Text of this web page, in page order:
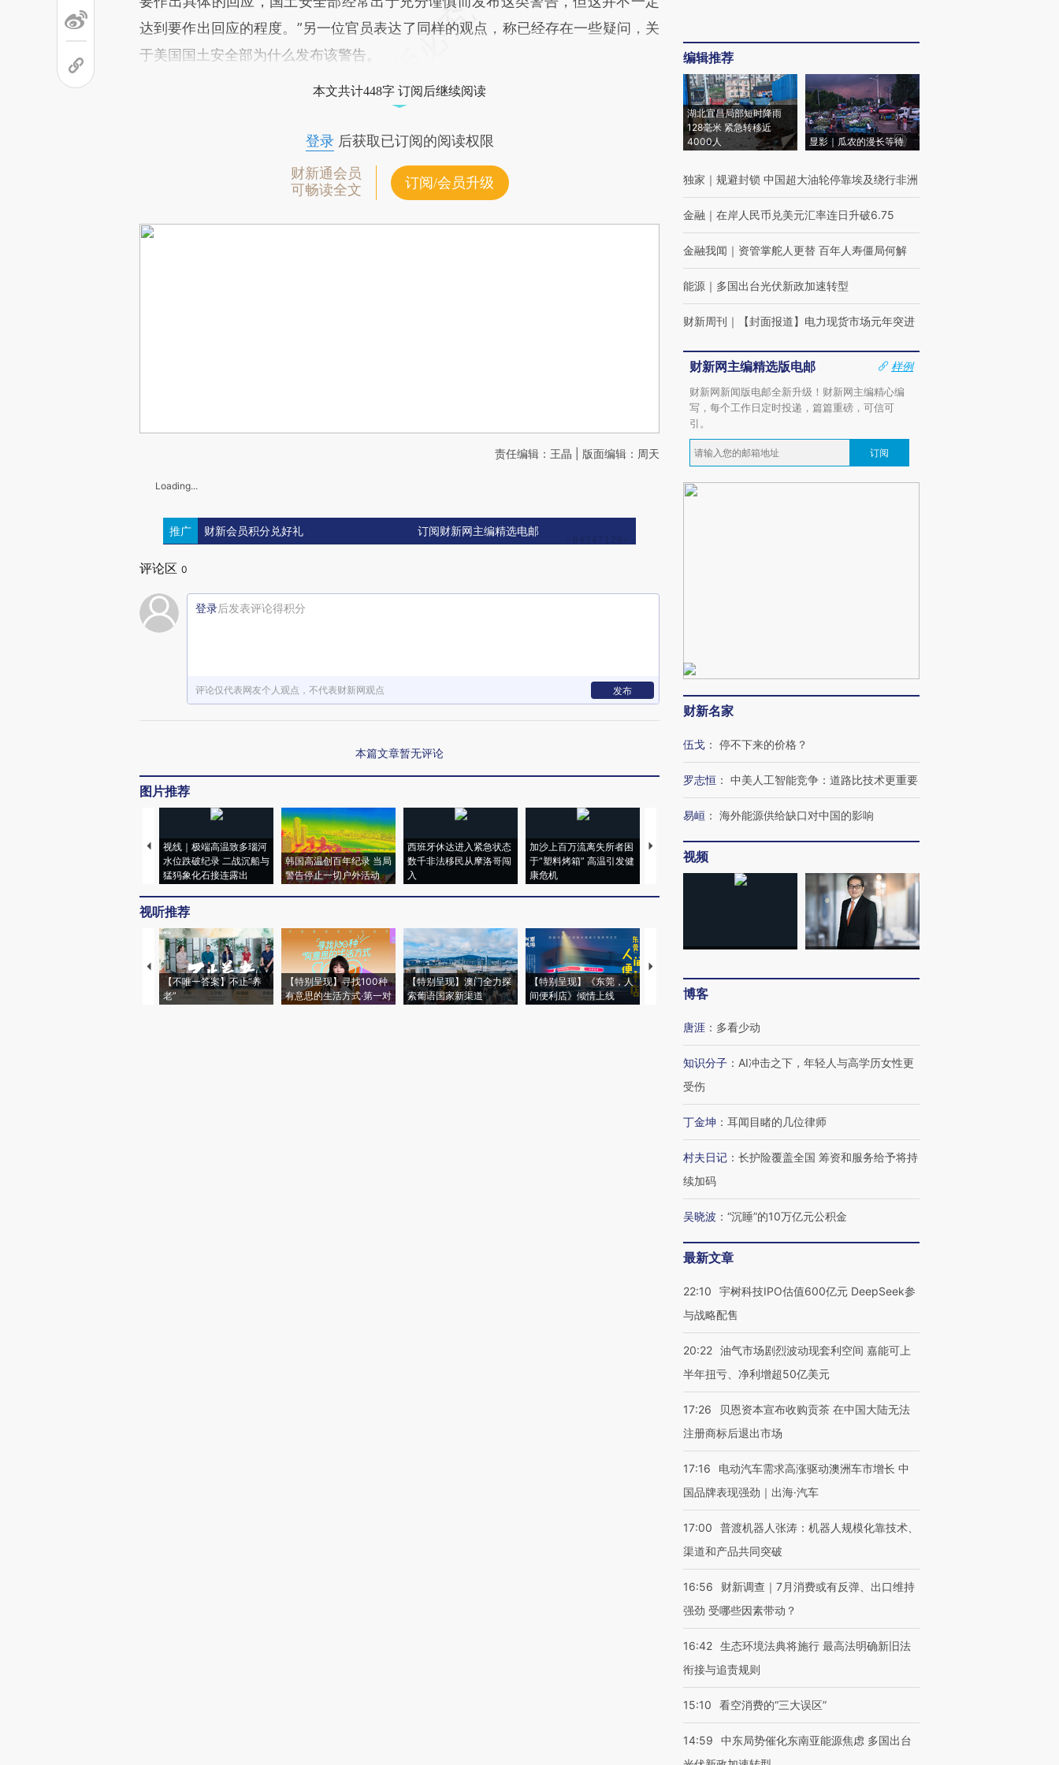
达到要作出回应的程度。”另一位官员表达了同样的观点，称已经存在一些疑问，关
于美国国土安全部为什么发布该警告。
本文共计448字 订阅后继续阅读
登录后获取已订阅的阅读权限
财新通会员
可畅读全文
订阅/会员升级
责任编辑：王晶 | 版面编辑：周天
Loading...
推广 财新会员积分兑好礼 订阅财新网主编精选电邮
评论区 0
登录后发表评论得积分
评论仅代表网友个人观点，不代表财新网观点 发布
本篇文章暂无评论
图片推荐
视线｜极端高温致多瑙河
水位跌破纪录 二战沉船与
猛犸象化石接连露出
韩国高温创百年纪录 当局
警告停止一切户外活动
西班牙休达进入紧急状态
数千非法移民从摩洛哥闯
入
加沙上百万流离失所者困
于“塑料烤箱” 高温引发健
康危机
视线｜HYROX的吸金
术：是什么让中产们甘
心“花钱找虐”？
毒品
育部长拱下台
视听推荐
【不唯一答案】不止“养
老”
【特别呈现】寻找100种
有意思的生活方式·第一对
【特别呈现】澳门全力探
索葡语国家新渠道
【特别呈现】《东莞，人
间便利店》倾情上线
【推广】走进第四届链博
会，让数智科技“链”接产
【特别呈现】寻找100种
CFO：不靠规模取胜，华
编辑推荐
湖北宜昌局部短时降雨
128毫米 紧急转移近
4000人
显影｜瓜农的漫长等待
独家 ｜ 规避封锁 中国超大油轮停靠埃及绕行非洲
金融 ｜ 在岸人民币兑美元汇率连日升破6.75
金融我闻 ｜ 资管掌舵人更替 百年人寿僵局何解
能源 ｜ 多国出台光伏新政加速转型
财新周刊 ｜ 【封面报道】电力现货市场元年突进
财新网主编精选版电邮
样例
财新网新闻版电邮全新升级！财新网主编精心编
写，每个工作日定时投递，篇篇重磅，可信可
引。
订阅
财新名家
伍戈 ： 停不下来的价格？
罗志恒 ： 中美人工智能竞争：道路比技术更重要
易峘 ： 海外能源供给缺口对中国的影响
视频
博客
唐涯 ： 多看少动
知识分子 ： AI冲击之下，年轻人与高学历女性更
受伤
丁金坤 ： 耳闻目睹的几位律师
村夫日记 ： 长护险覆盖全国 筹资和服务给予将持
续加码
吴晓波 ： “沉睡”的10万亿元公积金
最新文章
22:10
宇树科技IPO估值600亿元 DeepSeek参
与战略配售
20:22 油气市场剧烈波动现套利空间 嘉能可上
半年扭亏、净利增超50亿美元
17:26
贝恩资本宣布收购贡茶 在中国大陆无法
注册商标后退出市场
17:16
电动汽车需求高涨驱动澳洲车市增长 中
国品牌表现强劲｜出海·汽车
17:00
普渡机器人张涛：机器人规模化靠技术、
渠道和产品共同突破
16:56
财新调查｜7月消费或有反弹、出口维持
强劲 受哪些因素带动？
16:42 生态环境法典将施行 最高法明确新旧法
衔接与追责规则
15:10 看空消费的“三大误区”
14:59
中东局势催化东南亚能源焦虑 多国出台